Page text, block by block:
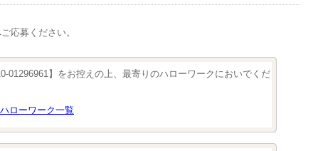
応募ください。
01296961】をお控えの上、最寄りのハローワークにおいでくだ
ローワーク一覧